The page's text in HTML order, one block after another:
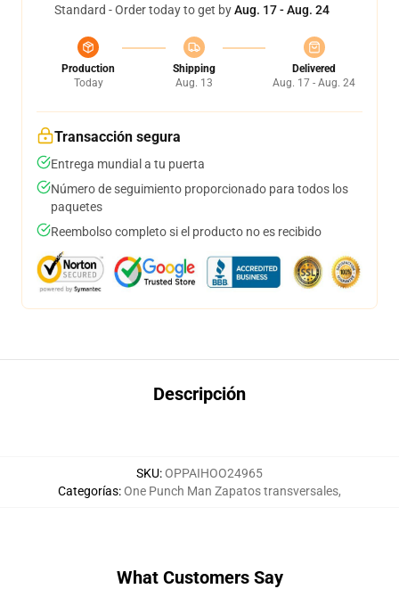
Standard - Order today to get byAug. 17 - Aug. 24
Production
Today
Shipping
Aug. 13
Delivered
Aug. 17 - Aug. 24
Transacción segura
Entrega mundial a tu puerta
Número de seguimiento proporcionado para todos los
paquetes
Reembolso completo si el producto no es recibido
Descripción
SKU:OPPAIHOO24965
Categorías:One Punch Man Zapatos transversales,
What Customers Say